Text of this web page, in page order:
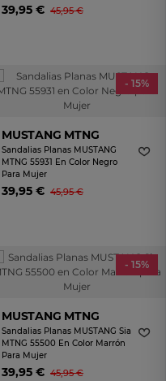
39,95 € 45,95 €
- 15%
MUSTANG MTNG
Sandalias Planas MUSTANG
MTNG 55931 En Color Negro
Para Mujer
39,95 € 45,95 €
- 15%
MUSTANG MTNG
Sandalias Planas MUSTANG Sia
MTNG 55500 En Color Marrón
Para Mujer
39,95 € 45,95 €